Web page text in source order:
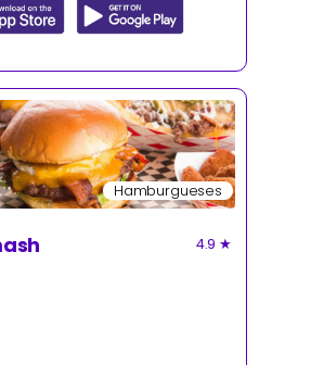
Hamburgueses
4.9 ★